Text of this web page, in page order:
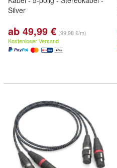
Silver
ab 49,99 € (99,98 €/m)
Kostenloser Versand